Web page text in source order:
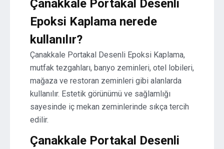
Çanakkale Portakal Desenli
Epoksi Kaplama nerede
kullanılır?
Çanakkale Portakal Desenli Epoksi Kaplama,
mutfak tezgahları, banyo zeminleri, otel lobileri,
mağaza ve restoran zeminleri gibi alanlarda
kullanılır. Estetik görünümü ve sağlamlığı
sayesinde iç mekan zeminlerinde sıkça tercih
edilir.
Çanakkale Portakal Desenli